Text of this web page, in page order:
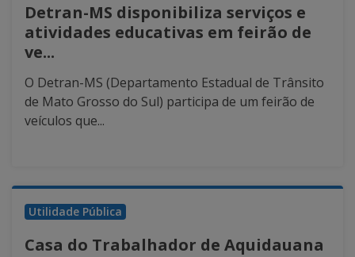
Detran-MS disponibiliza serviços e
atividades educativas em feirão de
ve...
O Detran-MS (Departamento Estadual de Trânsito
de Mato Grosso do Sul) participa de um feirão de
veículos que...
Utilidade Pública
Casa do Trabalhador de Aquidauana